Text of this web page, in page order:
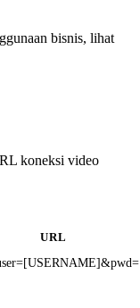
bisnis, lihat
koneksi video
URL